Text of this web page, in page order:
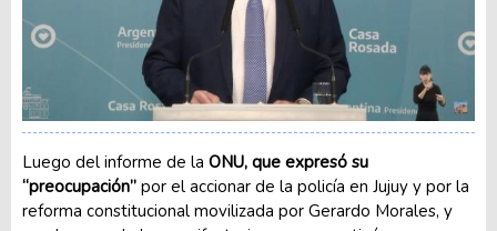
Luego del informe de la ONU, que expresó su
“preocupación” por el accionar de la policía en Jujuy y por la
reforma constitucional movilizada por Gerardo Morales, y